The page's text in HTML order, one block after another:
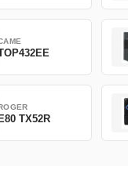
TX52R